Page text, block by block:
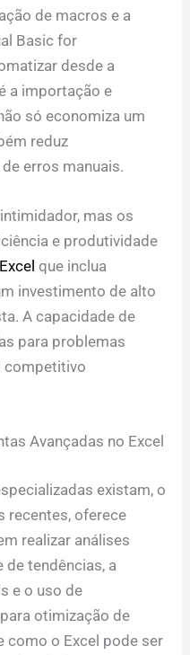
de macros e a
Basic for
desde a
a importação e
só economiza um
reduz
erros manuais.
mas os
e produtividade
que inclua
investimento de alto
A capacidade de
para problemas
competitivo
Avançadas no Excel
existam, o
recentes, oferece
realizar análises
de tendências, a
e o uso de
otimização de
como o Excel pode ser